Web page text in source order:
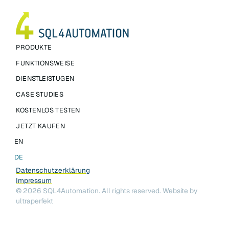
PRODUKTE
FUNKTIONSWEISE
DIENSTLEISTUGEN
CASE STUDIES
KOSTENLOS TESTEN
JETZT KAUFEN
EN
DE
Datenschutzerklärung
Impressum
© 2026 SQL4Automation. All rights reserved.Website by
ultraperfekt